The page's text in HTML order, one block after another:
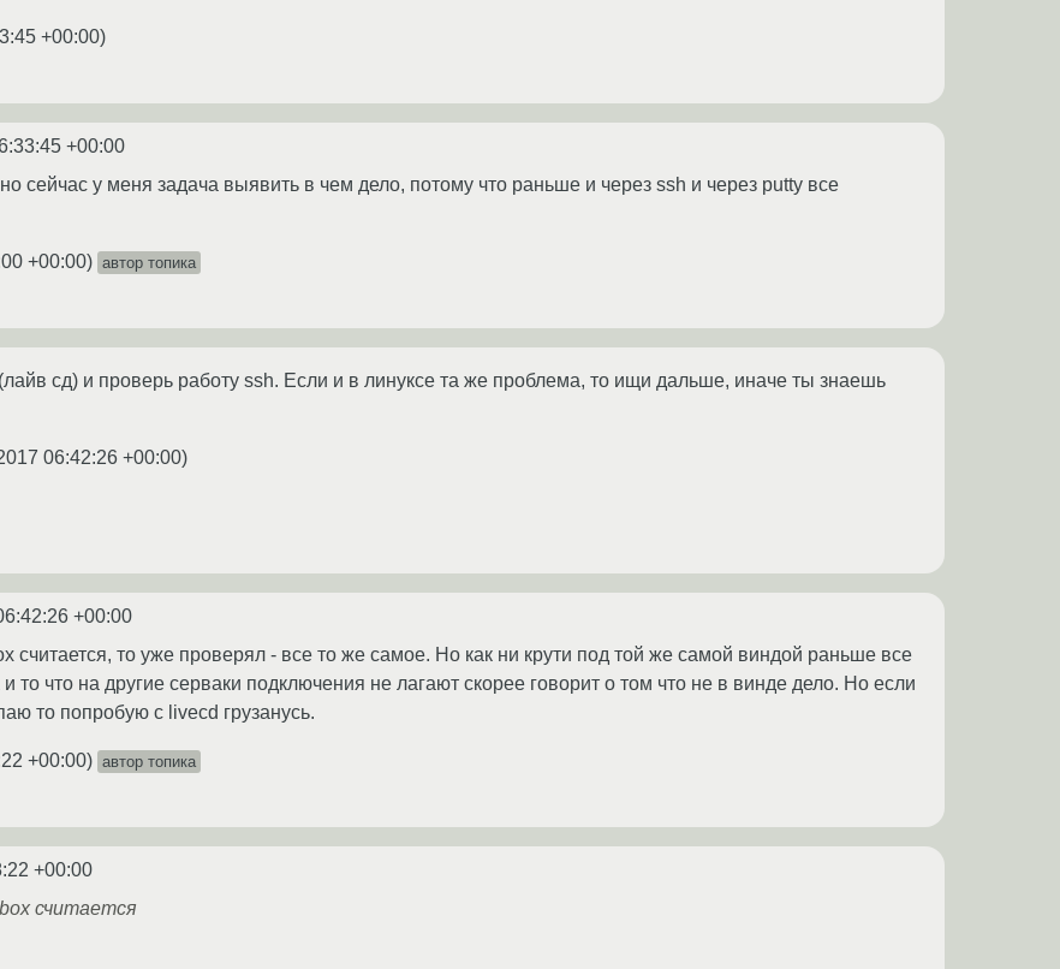
+00:00)
+00:00
сейчас у меня задача выявить в чем дело, потому что раньше и через ssh и через putty все
+00:00) автор топика
сд) и проверь работу ssh. Если и в линуксе та же проблема, то ищи дальше, иначе ты знаешь
06:42:26 +00:00)
+00:00
считается, то уже проверял - все то же самое. Но как ни крути под той же самой виндой раньше все
то что на другие серваки подключения не лагают скорее говорит о том что не в винде дело. Но если
то попробую с livecd грузанусь.
+00:00) автор топика
+00:00
считается